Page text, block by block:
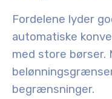
Fordelene lyder
automatiske
med store børser.
begrænsninger.